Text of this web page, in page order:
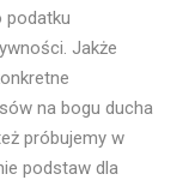
podatku
Jakże
na bogu ducha
próbujemy w
podstaw dla